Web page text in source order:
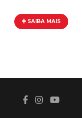
SAIBA MAIS